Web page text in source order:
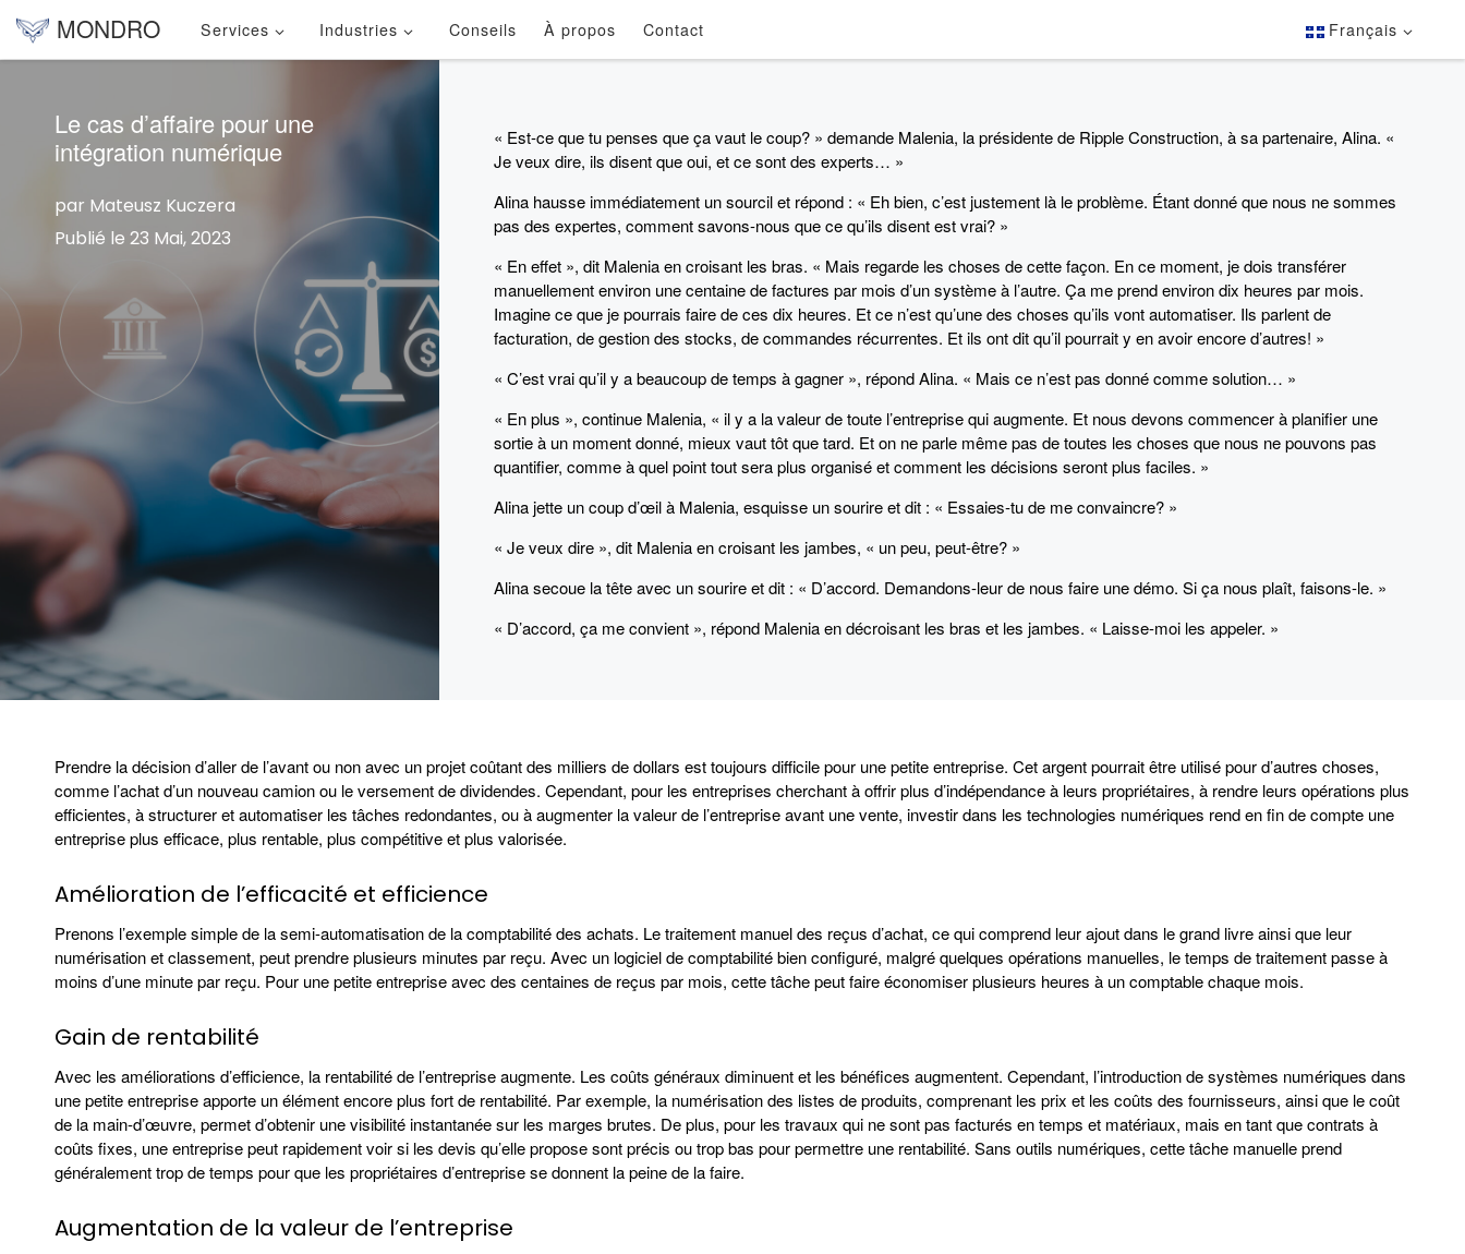
Skip to content
MONDRO Services Industries Conseils À propos Contact Français
Le cas d’affaire pour une
intégration numérique
par Mateusz Kuczera
Publié le 23 Mai, 2023
« Est-ce que tu penses que ça vaut le coup? » demande Malenia, la présidente de Ripple Construction, à sa partenaire, Alina. «
Je veux dire, ils disent que oui, et ce sont des experts… »
Alina hausse immédiatement un sourcil et répond : « Eh bien, c’est justement là le problème. Étant donné que nous ne sommes
pas des expertes, comment savons-nous que ce qu’ils disent est vrai? »
« En effet », dit Malenia en croisant les bras. « Mais regarde les choses de cette façon. En ce moment, je dois transférer
manuellement environ une centaine de factures par mois d’un système à l’autre. Ça me prend environ dix heures par mois.
Imagine ce que je pourrais faire de ces dix heures. Et ce n’est qu’une des choses qu’ils vont automatiser. Ils parlent de
facturation, de gestion des stocks, de commandes récurrentes. Et ils ont dit qu’il pourrait y en avoir encore d’autres! »
« C’est vrai qu’il y a beaucoup de temps à gagner », répond Alina. « Mais ce n’est pas donné comme solution… »
« En plus », continue Malenia, « il y a la valeur de toute l’entreprise qui augmente. Et nous devons commencer à planifier une
sortie à un moment donné, mieux vaut tôt que tard. Et on ne parle même pas de toutes les choses que nous ne pouvons pas
quantifier, comme à quel point tout sera plus organisé et comment les décisions seront plus faciles. »
Alina jette un coup d’œil à Malenia, esquisse un sourire et dit : « Essaies-tu de me convaincre? »
« Je veux dire », dit Malenia en croisant les jambes, « un peu, peut-être? »
Alina secoue la tête avec un sourire et dit : « D’accord. Demandons-leur de nous faire une démo. Si ça nous plaît, faisons-le. »
« D’accord, ça me convient », répond Malenia en décroisant les bras et les jambes. « Laisse-moi les appeler. »
Prendre la décision d’aller de l’avant ou non avec un projet coûtant des milliers de dollars est toujours difficile pour une petite entreprise. Cet argent pourrait être utilisé pour d’autres choses,
comme l’achat d’un nouveau camion ou le versement de dividendes. Cependant, pour les entreprises cherchant à offrir plus d’indépendance à leurs propriétaires, à rendre leurs opérations plus
efficientes, à structurer et automatiser les tâches redondantes, ou à augmenter la valeur de l’entreprise avant une vente, investir dans les technologies numériques rend en fin de compte une
entreprise plus efficace, plus rentable, plus compétitive et plus valorisée.
Amélioration de l’efficacité et efficience
Prenons l’exemple simple de la semi-automatisation de la comptabilité des achats. Le traitement manuel des reçus d’achat, ce qui comprend leur ajout dans le grand livre ainsi que leur
numérisation et classement, peut prendre plusieurs minutes par reçu. Avec un logiciel de comptabilité bien configuré, malgré quelques opérations manuelles, le temps de traitement passe à
moins d’une minute par reçu. Pour une petite entreprise avec des centaines de reçus par mois, cette tâche peut faire économiser plusieurs heures à un comptable chaque mois.
Gain de rentabilité
Avec les améliorations d’efficience, la rentabilité de l’entreprise augmente. Les coûts généraux diminuent et les bénéfices augmentent. Cependant, l’introduction de systèmes numériques dans
une petite entreprise apporte un élément encore plus fort de rentabilité. Par exemple, la numérisation des listes de produits, comprenant les prix et les coûts des fournisseurs, ainsi que le coût
de la main-d’œuvre, permet d’obtenir une visibilité instantanée sur les marges brutes. De plus, pour les travaux qui ne sont pas facturés en temps et matériaux, mais en tant que contrats à
coûts fixes, une entreprise peut rapidement voir si les devis qu’elle propose sont précis ou trop bas pour permettre une rentabilité. Sans outils numériques, cette tâche manuelle prend
généralement trop de temps pour que les propriétaires d’entreprise se donnent la peine de la faire.
Augmentation de la valeur de l’entreprise